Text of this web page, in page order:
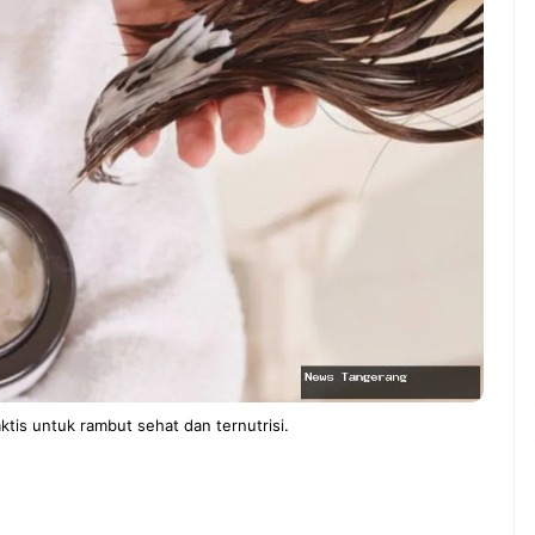
untuk rambut sehat dan ternutrisi.
Pernah gak sih
ngerjain sesuatu cuma
eh ternyata malah
bisnis yang
...
Iseng Jadi Cuan: Kisah
yang Ubah
Jadi Bisnis Kece
NEWS TNG– Siapa yang tidak
kenal dengan kelezatan masakan
Jepang? Kuliner dari negeri
sakura ini memang sudah
mendunia dan punya ...
Dicoba,
Bukan
Cuma
Sushi!